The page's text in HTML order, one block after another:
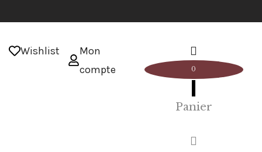
Wishlist
Mon
compte
0
Panier